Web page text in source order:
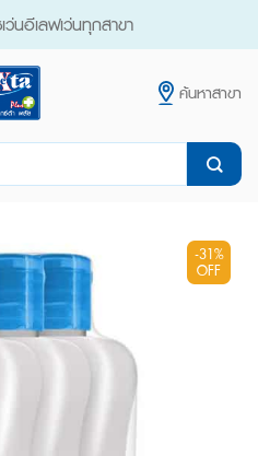
นอีเลฟเว่นทุกสาขา
ค้นหาสาขา
-31%
OFF